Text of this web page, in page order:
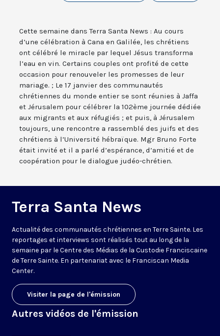
Cette semaine dans Terra Santa News : Au cours
d’une célébration à Cana en Galilée, les chrétiens
ont célébré le miracle par lequel Jésus transforma
l’eau en vin. Certains couples ont profité de cette
occasion pour renouveler les promesses de leur
mariage. ; Le 17 janvier des communautés
chrétiennes du monde entier se sont réunies à Jaffa
et Jérusalem pour célébrer la 102ème journée dédiée
aux migrants et aux réfugiés ; et puis, à Jérusalem
toujours, une rencontre a rassemblé des juifs et des
chrétiens à l’Université hébraïque. Mgr Bruno Forte
était invité et il a parlé d’espérance, d’amitié et de
coopération pour le dialogue judéo-chrétien.
Terra Santa News
Actualité des communautés chrétiennes en Terre Sainte. Les
reportages et interviews sont réalisés tout au long de la
semaine par le Centre des Médias de la Custodie Franciscaine
de Terre Sainte. En partenariat avec le Franciscan Media
Center.
Visiter la page de l'émission
Autres vidéos de l'émission